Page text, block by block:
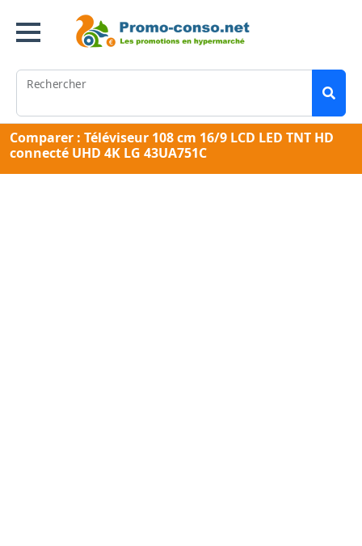
Rechercher
Comparer : Téléviseur 108 cm 16/9 LCD LED TNT HD
connecté UHD 4K LG 43UA751C